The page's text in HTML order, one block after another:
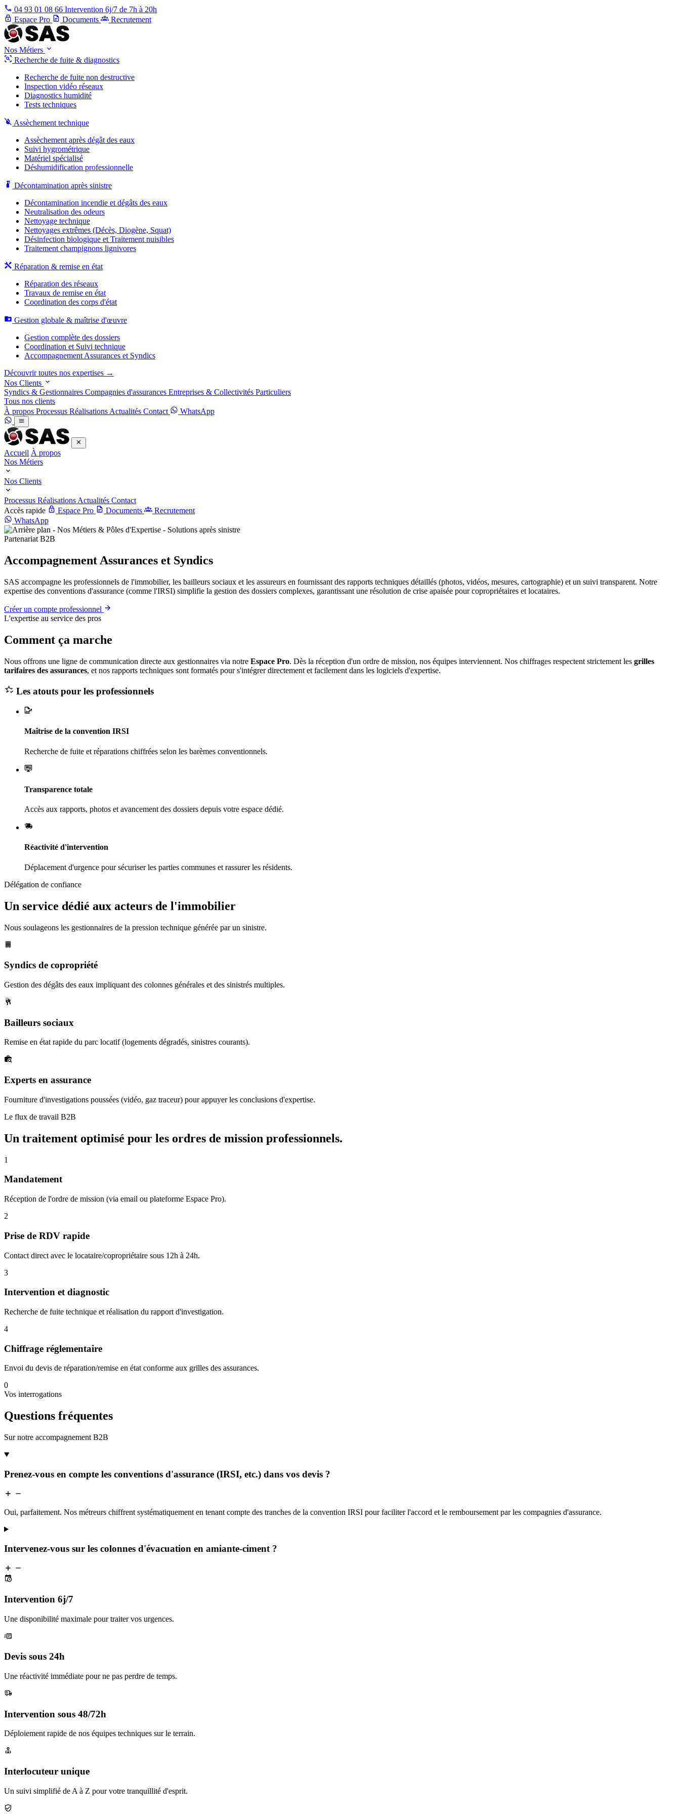
04 93 01 08 66 Intervention 6j/7 de 7h à 20h
Espace Pro
Documents Recrutement
Nos Métiers
Recherche de fuite & diagnostics
Recherche de fuite non destructive
Inspection vidéo réseaux
Diagnostics humidité
Tests techniques
Assèchement technique
Assèchement après dégât des eaux
Suivi hygrométrique
Matériel spécialisé
Déshumidification professionnelle
Décontamination après sinistre
Décontamination incendie et dégâts des eaux
Neutralisation des odeurs
Nettoyage technique
Nettoyages extrêmes (Décès, Diogène, Squat)
Désinfection biologique et Traitement nuisibles
Traitement champignons lignivores
Réparation & remise en état
Réparation des réseaux
Travaux de remise en état
Coordination des corps d'état
Gestion globale & maîtrise d'œuvre
Gestion complète des dossiers
Coordination et Suivi technique
Accompagnement Assurances et Syndics
Découvrir toutes nos expertises →
Nos Clients
Syndics & Gestionnaires Compagnies d'assurances Entreprises & Collectivités Particuliers
Tous nos clients
À propos Processus Réalisations Actualités Contact WhatsApp
Accueil À propos
Nos Métiers
Nos Clients
Processus Réalisations Actualités Contact
Accès rapide
Espace Pro Documents
Recrutement
WhatsApp
Partenariat B2B
Accompagnement Assurances et Syndics
SAS accompagne les professionnels de l'immobilier, les bailleurs sociaux et les assureurs en fournissant des rapports techniques détaillés (photos, vidéos, mesures, cartographie) et un suivi transparent. Notre
expertise des conventions d'assurance (comme l'IRSI) simplifie la gestion des dossiers complexes, garantissant une résolution de crise apaisée pour copropriétaires et locataires.
Créer un compte professionnel
L'expertise au service des pros
Comment ça marche
Nous offrons une ligne de communication directe aux gestionnaires via notre Espace Pro. Dès la réception d'un ordre de mission, nos équipes interviennent. Nos chiffrages respectent strictement les grilles
tarifaires des assurances, et nos rapports techniques sont formatés pour s'intégrer directement et facilement dans les logiciels d'expertise.
Les atouts pour les professionnels
Maîtrise de la convention IRSI
Recherche de fuite et réparations chiffrées selon les barèmes conventionnels.
Transparence totale
Accès aux rapports, photos et avancement des dossiers depuis votre espace dédié.
Réactivité d'intervention
Déplacement d'urgence pour sécuriser les parties communes et rassurer les résidents.
Délégation de confiance
Un service dédié aux acteurs de l'immobilier
Nous soulageons les gestionnaires de la pression technique générée par un sinistre.
Syndics de copropriété
Gestion des dégâts des eaux impliquant des colonnes générales et des sinistrés multiples.
Bailleurs sociaux
Remise en état rapide du parc locatif (logements dégradés, sinistres courants).
Experts en assurance
Fourniture d'investigations poussées (vidéo, gaz traceur) pour appuyer les conclusions d'expertise.
Le flux de travail B2B
Un traitement optimisé pour les ordres de mission professionnels.
1
Mandatement
Réception de l'ordre de mission (via email ou plateforme Espace Pro).
2
Prise de RDV rapide
Contact direct avec le locataire/copropriétaire sous 12h à 24h.
3
Intervention et diagnostic
Recherche de fuite technique et réalisation du rapport d'investigation.
4
Chiffrage réglementaire
Envoi du devis de réparation/remise en état conforme aux grilles des assurances.
0
Vos interrogations
Questions fréquentes
Sur notre accompagnement B2B
Prenez-vous en compte les conventions d'assurance (IRSI, etc.) dans vos devis ?
Oui, parfaitement. Nos métreurs chiffrent systématiquement en tenant compte des tranches de la convention IRSI pour faciliter l'accord et le remboursement par les compagnies d'assurance.
Intervenez-vous sur les colonnes d'évacuation en amiante-ciment ?
Intervention 6j/7
Une disponibilité maximale pour traiter vos urgences.
Devis sous 24h
Une réactivité immédiate pour ne pas perdre de temps.
Intervention sous 48/72h
Déploiement rapide de nos équipes techniques sur le terrain.
Interlocuteur unique
Un suivi simplifié de A à Z pour votre tranquillité d'esprit.